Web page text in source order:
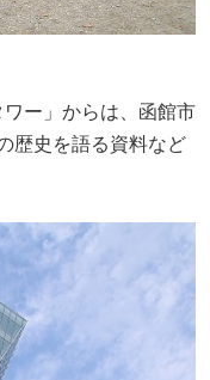
ー」からは、函館市
歴史を語る資料など